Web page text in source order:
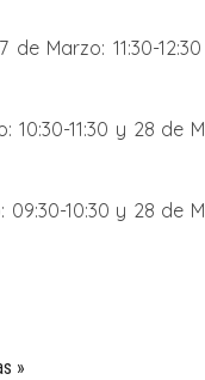
de Marzo: 11:30-
10:30-11:30 y 28 de
09:30-10:30 y 28 de
»